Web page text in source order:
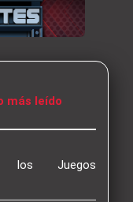
más leído
los Juegos